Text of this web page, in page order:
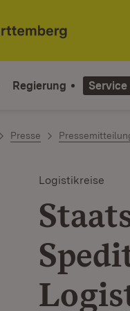
Regierung Service
Presse
Logistikreise